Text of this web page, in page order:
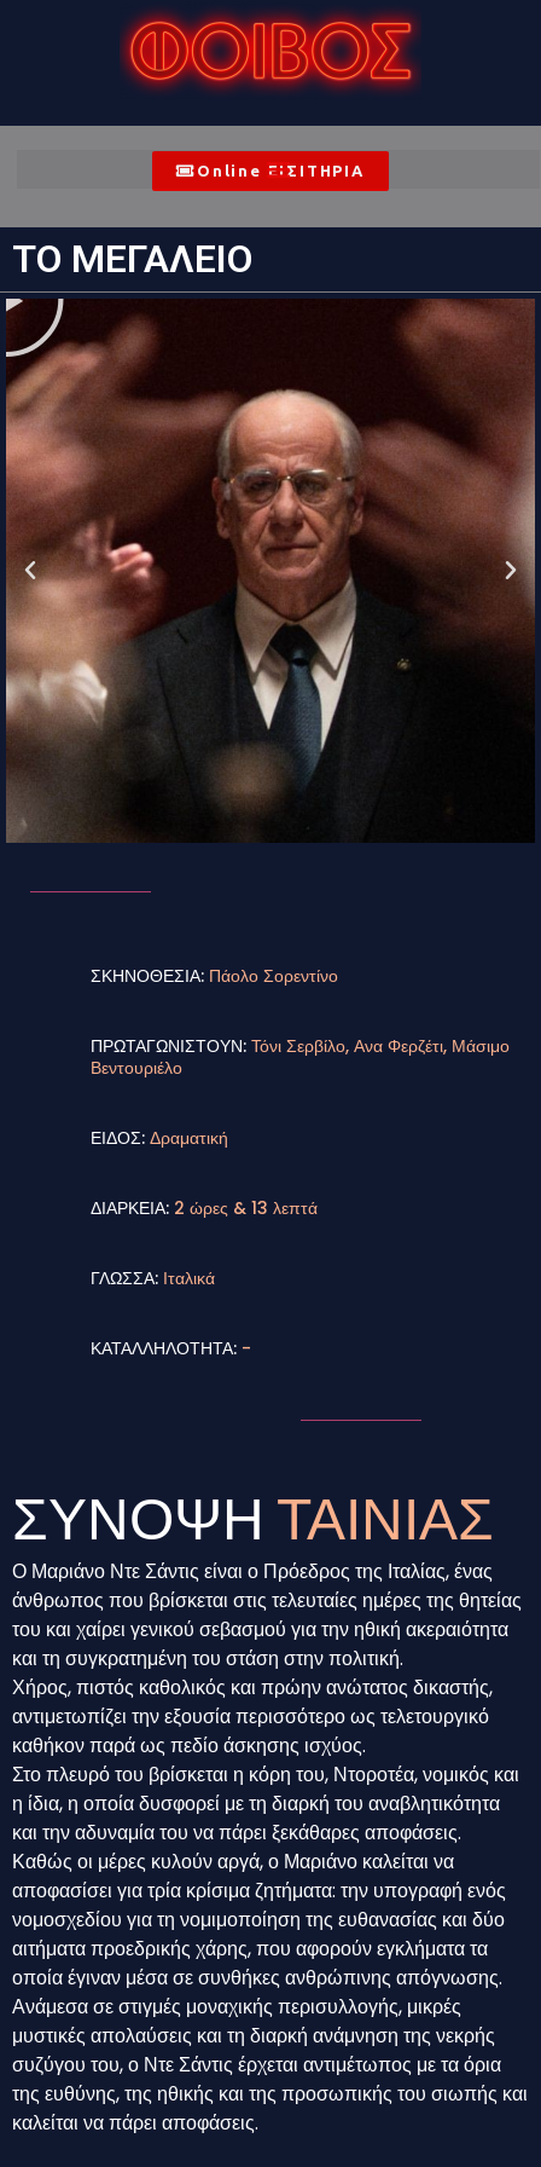
Online ΕΙΣΙΤΗΡΙΑ
ΤΟ ΜΕΓΑΛΕΙΟ
ΣΚΗΝΟΘΕΣΙΑ: Πάολο Σορεντίνο
ΠΡΩΤΑΓΩΝΙΣΤΟΥΝ: Τόνι Σερβίλο, Ανα Φερζέτι, Μάσιμο
Βεντουριέλο
ΕΙΔΟΣ: Δραματική
ΔΙΑΡΚΕΙΑ: 2 ώρες & 13 λεπτά
ΓΛΩΣΣΑ: Ιταλικά
ΚΑΤΑΛΛΗΛΟΤΗΤΑ: -
ΣΥΝΟΨΗ ΤΑΙΝΙΑΣ
Ο Μαριάνο Ντε Σάντις είναι ο Πρόεδρος της Ιταλίας, ένας
άνθρωπος που βρίσκεται στις τελευταίες ημέρες της θητείας
του και χαίρει γενικού σεβασμού για την ηθική ακεραιότητα
και τη συγκρατημένη του στάση στην πολιτική.
Χήρος, πιστός καθολικός και πρώην ανώτατος δικαστής,
αντιμετωπίζει την εξουσία περισσότερο ως τελετουργικό
καθήκον παρά ως πεδίο άσκησης ισχύος.
Στο πλευρό του βρίσκεται η κόρη του, Ντοροτέα, νομικός και
η ίδια, η οποία δυσφορεί με τη διαρκή του αναβλητικότητα
και την αδυναμία του να πάρει ξεκάθαρες αποφάσεις.
Καθώς οι μέρες κυλούν αργά, ο Μαριάνο καλείται να
αποφασίσει για τρία κρίσιμα ζητήματα: την υπογραφή ενός
νομοσχεδίου για τη νομιμοποίηση της ευθανασίας και δύο
αιτήματα προεδρικής χάρης, που αφορούν εγκλήματα τα
οποία έγιναν μέσα σε συνθήκες ανθρώπινης απόγνωσης.
Ανάμεσα σε στιγμές μοναχικής περισυλλογής, μικρές
μυστικές απολαύσεις και τη διαρκή ανάμνηση της νεκρής
συζύγου του, ο Ντε Σάντις έρχεται αντιμέτωπος με τα όρια
της ευθύνης, της ηθικής και της προσωπικής του σιωπής και
καλείται να πάρει αποφάσεις.